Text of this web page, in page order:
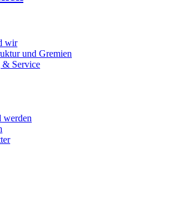
wir
und Gremien
& Service
werden